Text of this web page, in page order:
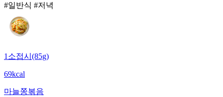
#일반식 #저녁
1소접시(85g)
69kcal
마늘쫑볶음